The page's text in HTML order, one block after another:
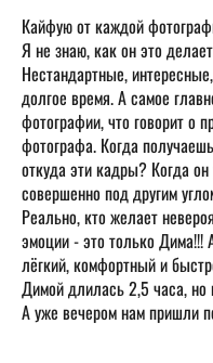
Кайфую от каждой
Я не знаю, как он это
Нестандартные,
долгое время. А самое
фотографии, что говорит о
фотографа. Когда
откуда эти кадры? Когда
совершенно под другим
Реально, кто желает
эмоции - это только
лёгкий, комфортный и
Димой длилась 2,5 часа,
А уже вечером нам пришли